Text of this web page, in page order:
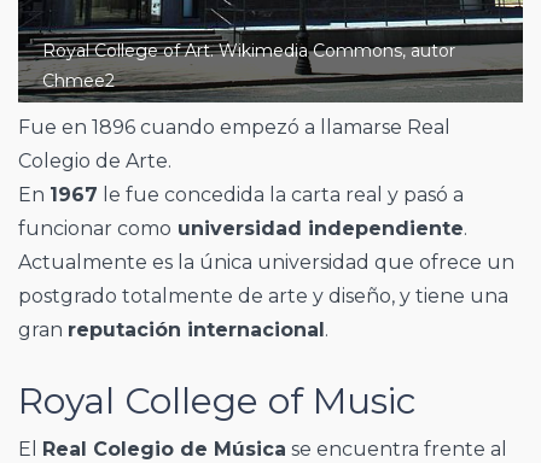
Royal College of Art. Wikimedia Commons, autor
Chmee2
Fue en 1896 cuando empezó a llamarse Real
Colegio de Arte.
En 1967 le fue concedida la carta real y pasó a
funcionar como universidad independiente.
Actualmente es la única universidad que ofrece un
postgrado totalmente de arte y diseño, y tiene una
gran reputación internacional .
Royal College of Music
El Real Colegio de Música se encuentra frente al